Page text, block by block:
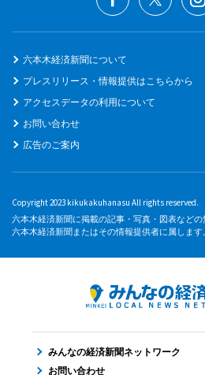
六本木経済新聞について
プレスリリース・情報提供はこちらから
アクセスデータの利用について
お問い合わせ
広告のご案内
Copyright 2023 kikukakuhanasu All rights reserved.
六本木経済新聞に掲載の記事・写真・図表など
六本木経済新聞またはその情報提供者に属します。
みんなの経済新聞ネットワーク
お問い合わせ